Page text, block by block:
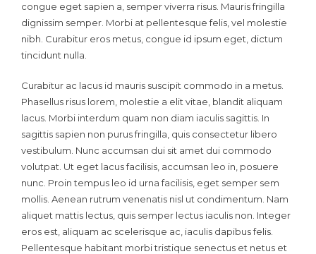
congue eget sapien a, semper viverra risus. Mauris fringilla
dignissim semper. Morbi at pellentesque felis, vel molestie
nibh. Curabitur eros metus, congue id ipsum eget, dictum
tincidunt nulla.
Curabitur ac lacus id mauris suscipit commodo in a metus.
Phasellus risus lorem, molestie a elit vitae, blandit aliquam
lacus. Morbi interdum quam non diam iaculis sagittis. In
sagittis sapien non purus fringilla, quis consectetur libero
vestibulum. Nunc accumsan dui sit amet dui commodo
volutpat. Ut eget lacus facilisis, accumsan leo in, posuere
nunc. Proin tempus leo id urna facilisis, eget semper sem
mollis. Aenean rutrum venenatis nisl ut condimentum. Nam
aliquet mattis lectus, quis semper lectus iaculis non. Integer
eros est, aliquam ac scelerisque ac, iaculis dapibus felis.
Pellentesque habitant morbi tristique senectus et netus et